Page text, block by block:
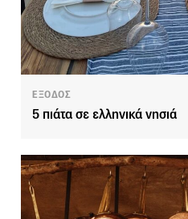
ΕΞΟΔΟΣ
5 πιάτα σε ελληνικά νησιά